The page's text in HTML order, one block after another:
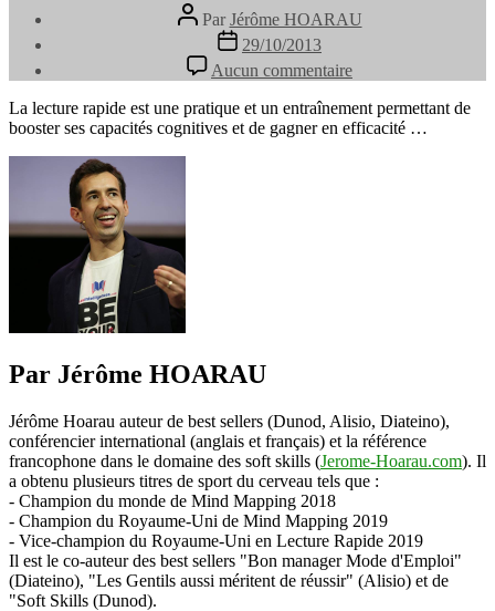
Auteur
de
l’article
Par Jérôme HOARAU
Date
l’article
29/10/2013
Aucun commentaire
Apprenez
la
lecture
La lecture rapide est une pratique et un entraînement permettant de
booster ses capacités cognitives et de gagner en efficacité …
Par Jérôme HOARAU
Jérôme Hoarau auteur de best sellers (Dunod, Alisio, Diateino),
conférencier international (anglais et français) et la référence
francophone dans le domaine des soft skills (Jerome-Hoarau.com). Il
a obtenu plusieurs titres de sport du cerveau tels que :
- Champion du monde de Mind Mapping 2018
- Champion du Royaume-Uni de Mind Mapping 2019
- Vice-champion du Royaume-Uni en Lecture Rapide 2019
Il est le co-auteur des best sellers "Bon manager Mode d'Emploi"
(Diateino), "Les Gentils aussi méritent de réussir" (Alisio) et de
"Soft Skills (Dunod).